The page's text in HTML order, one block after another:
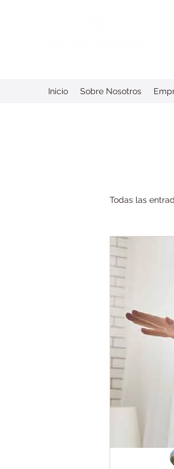
Inicio Sobre Nosotros
Todas las